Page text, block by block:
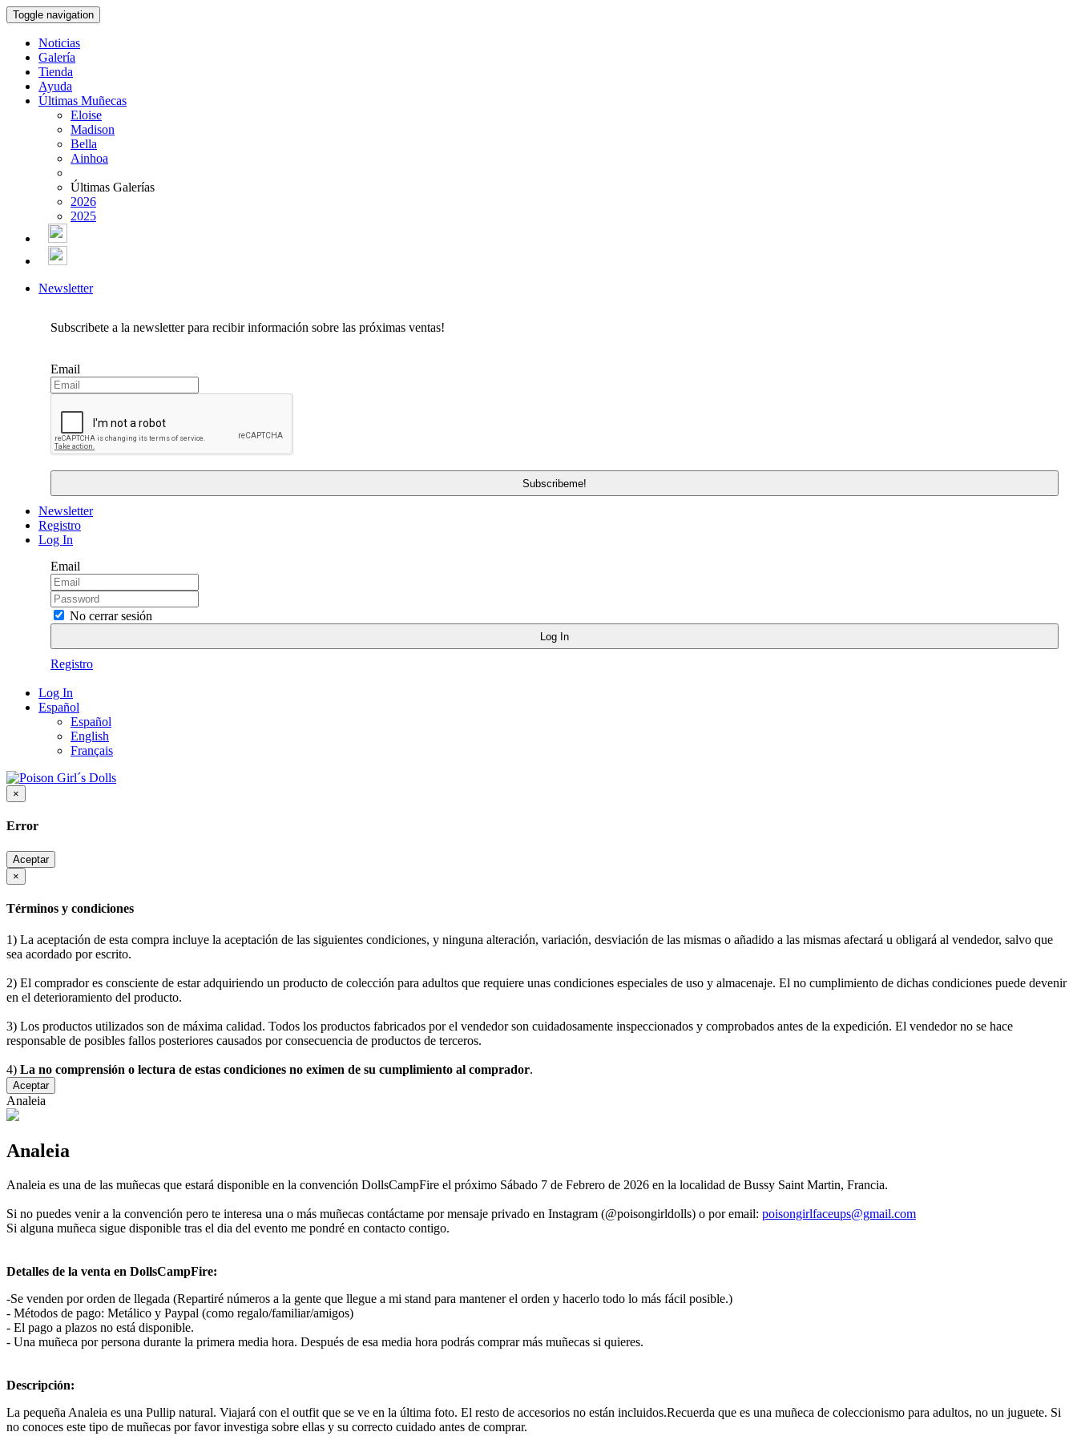
Toggle navigation
Noticias
Galería
Tienda
Ayuda
Últimas Muñecas
Eloise
Madison
Bella
Ainhoa
Últimas Galerías
2026
2025
Newsletter
Subscribete a la newsletter para recibir información sobre las próximas ventas!
Email
Newsletter
Registro
Log In
Email
No cerrar sesión
Registro
Log In
Español
Español
English
Français
×
Error
Aceptar
×
Términos y condiciones
1) La aceptación de esta compra incluye la aceptación de las siguientes condiciones, y ninguna alteración, variación, desviación de las mismas o añadido a las mismas afectará u obligará al vendedor, salvo que
sea acordado por escrito.
2) El comprador es consciente de estar adquiriendo un producto de colección para adultos que requiere unas condiciones especiales de uso y almacenaje. El no cumplimiento de dichas condiciones puede devenir
en el deterioramiento del producto.
3) Los productos utilizados son de máxima calidad. Todos los productos fabricados por el vendedor son cuidadosamente inspeccionados y comprobados antes de la expedición. El vendedor no se hace
responsable de posibles fallos posteriores causados por consecuencia de productos de terceros.
4) La no comprensión o lectura de estas condiciones no eximen de su cumplimiento al comprador.
Aceptar
Analeia
Analeia
Analeia es una de las muñecas que estará disponible en la convención DollsCampFire el próximo Sábado 7 de Febrero de 2026 en la localidad de Bussy Saint Martin, Francia.
Si no puedes venir a la convención pero te interesa una o más muñecas contáctame por mensaje privado en Instagram (@poisongirldolls) o por email: poisongirlfaceups@gmail.com
Si alguna muñeca sigue disponible tras el dia del evento me pondré en contacto contigo.
Detalles de la venta en DollsCampFire:
-Se venden por orden de llegada (Repartiré números a la gente que llegue a mi stand para mantener el orden y hacerlo todo lo más fácil posible.)
- Métodos de pago: Metálico y Paypal (como regalo/familiar/amigos)
- El pago a plazos no está disponible.
- Una muñeca por persona durante la primera media hora. Después de esa media hora podrás comprar más muñecas si quieres.
Descripción:
La pequeña Analeia es una Pullip natural. Viajará con el outfit que se ve en la última foto. El resto de accesorios no están incluidos.Recuerda que es una muñeca de coleccionismo para adultos, no un juguete. Si
no conoces este tipo de muñecas por favor investiga sobre ellas y su correcto cuidado antes de comprar.